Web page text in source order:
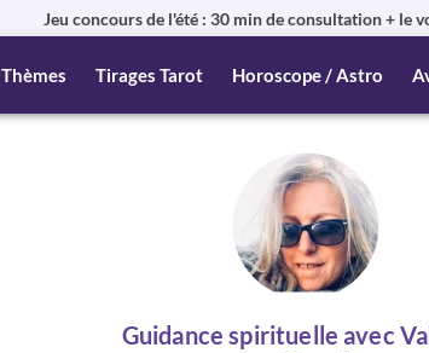
Jeu concours de l'été : 30 min de consultation + le
Thèmes Tirages Tarot Horoscope / Astro
Guidance spirituelle avec